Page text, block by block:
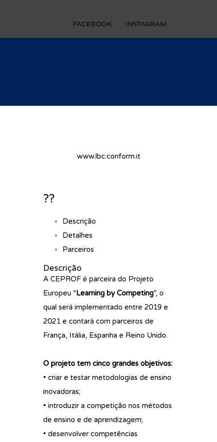
FACEBOOK INSTAGRAM
www.lbc.conform.it
??
Descrição
Detalhes
Parceiros
Descrição
A CEPROF é parceira do Projeto
Europeu “Learning by Competing”, o
qual será implementado entre 2019 e
2021 e contará com parceiros de
França, Itália, Espanha e Reino Unido.
O projeto tem cinco grandes objetivos:
• criar e testar metodologias de ensino
inovadoras;
• introduzir a competição nos métodos
de ensino e de aprendizagem;
• desenvolver competências